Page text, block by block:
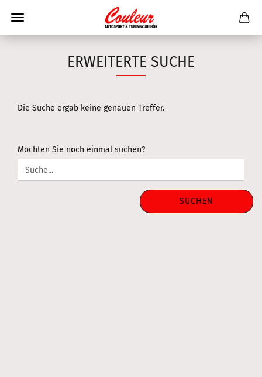
ERWEITERTE SUCHE
Die Suche ergab keine genauen Treffer.
MÖCHTEN
SIE
NOCH
EINMAL
Möchten Sie noch einmal suchen?
SUCHEN